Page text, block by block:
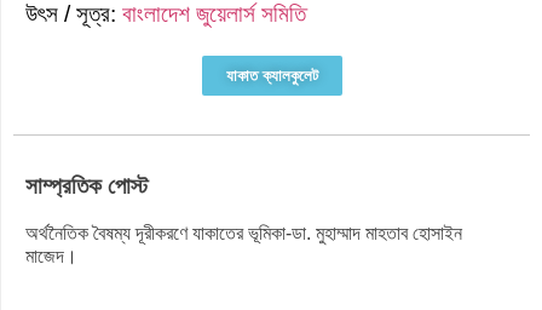
উৎস / সূত্র: বাংলাদেশ জুয়েলার্স সমিতি
যাকাত ক্যালকুলেট
সাম্প্রতিক পোস্ট
অর্থনৈতিক বৈষম্য দূরীকরণে যাকাতের ভূমিকা-ডা. মুহাম্মাদ মাহতাব হোসাইন
মাজেদ।